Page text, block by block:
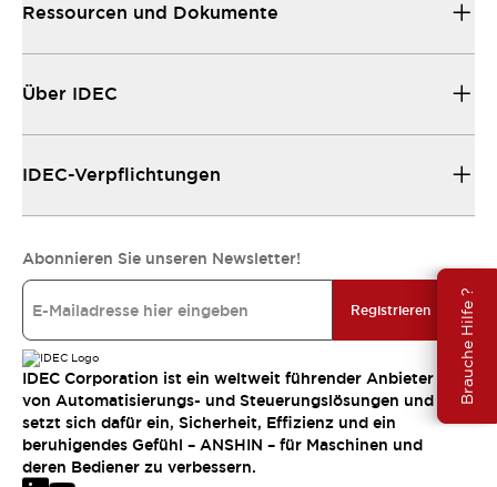
Brauche Hilfe ?
Ressourcen und Dokumente
Über IDEC
IDEC-Verpflichtungen
Abonnieren Sie unseren Newsletter!
Registrieren
IDEC Corporation ist ein weltweit führender Anbieter
von Automatisierungs- und Steuerungslösungen und
setzt sich dafür ein, Sicherheit, Effizienz und ein
beruhigendes Gefühl – ANSHIN – für Maschinen und
deren Bediener zu verbessern.